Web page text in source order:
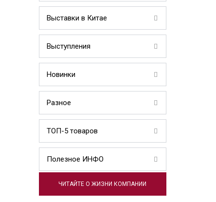
Выставки в Китае
Выступления
Новинки
Разное
ТОП-5 товаров
Полезное ИНФО
ЧИТАЙТЕ О ЖИЗНИ КОМПАНИИ